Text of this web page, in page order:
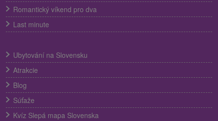
Romantický víkend pro dva
Last minute
Ubytování na Slovensku
Atrakcie
Blog
Súťaže
Kvíz Slepá mapa Slovenska